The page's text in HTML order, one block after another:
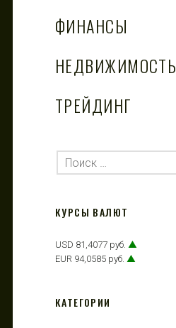
ФИНАНСЫ
НЕДВИЖИМОСТЬ
ТРЕЙДИНГ
КУРСЫ ВАЛЮТ
USD 81,4077 руб. ▲
EUR 94,0585 руб. ▲
КАТЕГОРИИ